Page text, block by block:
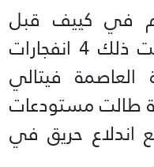
في كييف قبل
إطلاق صفارات الإنذار، تلت ذلك 4 انفجارات
فيتالي
طالت مستودعات
اندلاع حريق في